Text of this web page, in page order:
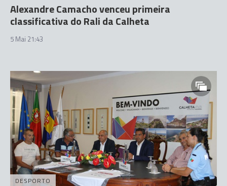
Alexandre Camacho venceu primeira
classificativa do Rali da Calheta
5 Mai 21:43
DESPORTO